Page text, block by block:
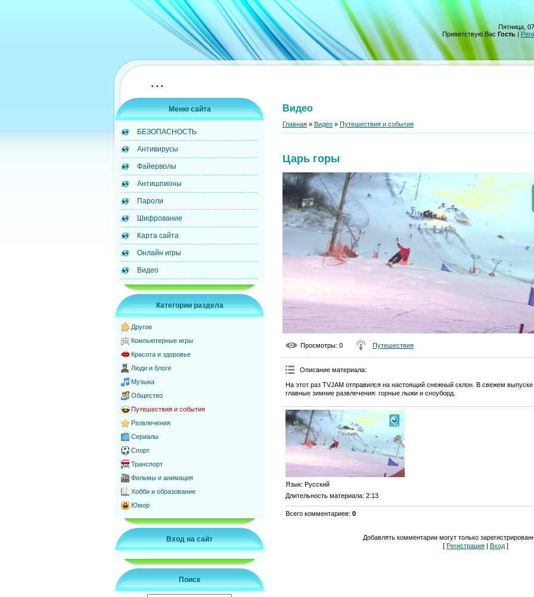
Пятница,
Приветствую Вас Гость |
...
Меню сайта
БЕЗОПАСНОСТЬ
Антивирусы
Файерволы
Антишпионы
Пароли
Шифрование
Карта сайта
Онлайн игры
Видео
Категории раздела
Другое
Компьютерные игры
Красота и здоровье
Люди и блоги
Музыка
Общество
Путешествия и события
Развлечения
Сериалы
Спорт
Транспорт
Фильмы и анимация
Хобби и образование
Юмор
Вход на сайт
Поиск
Видео
Главная » Видео » Путешествия и события
Царь горы
Просмотры: 0 Путешествия
Описание материала:
На этот раз TVJAM отправился на настоящий снежный склон. В свежем
главные зимние развлечения: горные лыжи и сноуборд.
Язык: Русский
Длительность материала: 2:13
Всего комментариев: 0
Добавлять комментарии могут только
[ Регистрация | Вход ]